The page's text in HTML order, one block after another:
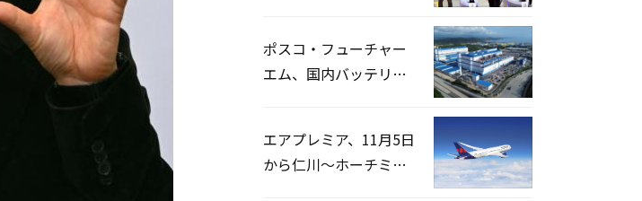
ポスコ・フューチャー
エム、国内バッテリー
エアプレミア、11月5日
から仁川〜ホーチミン